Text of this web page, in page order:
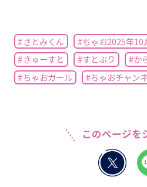
#さとみくん #ちゃお2025年10
#きゅーすと
#すとぷり #か
#ちゃおガール
#ちゃおチャン
このページを